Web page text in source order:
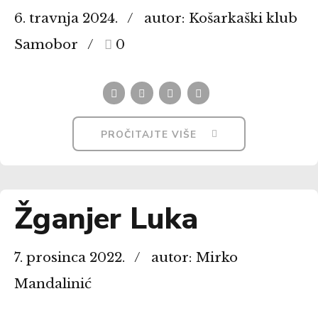
6. travnja 2024.
autor: Košarkaški klub
Samobor
0
PROČITAJTE VIŠE
Žganjer Luka
7. prosinca 2022.
autor: Mirko
Mandalinić